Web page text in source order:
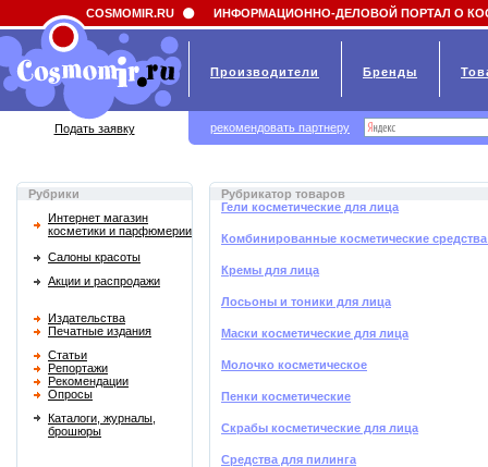
Field 'news_title' doesn't have a default value
Рубрики
Интернет магазин
косметики и парфюмерии
Салоны красоты
Акции и распродажи
Издательства
Печатные издания
Статьи
Репортажи
Рекомендации
Опросы
Каталоги, журналы,
брошюры
Рубрикатор товаров
Гели косметические для лица
Комбинированные косметические
Кремы для лица
Лосьоны и тоники для лица
Маски косметические для лица
Молочко косметическое
Пенки косметические
Скрабы косметические для лица
Средства для пилинга
COSMOMIR.RU ИНФОРМАЦИОННО-ДЕЛОВОЙ ПОРТАЛ О
Производители Бренды
Подать заявку рекомендовать партнеру